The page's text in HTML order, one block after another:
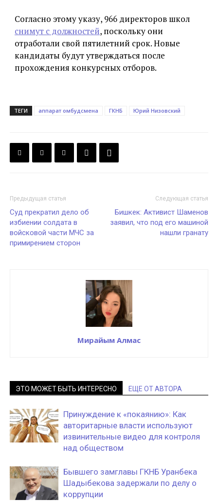
Согласно этому указу, 966 директоров школ
снимут с должностей, поскольку они
отработали свой пятилетний срок. Новые
кандидаты будут утверждаться после
прохождения конкурсных отборов.
ТЕГИ аппарат омбудсмена ГКНБ Юрий Низовский
Предыдущая статья
Суд прекратил дело об
избиении солдата в
войсковой части МЧС за
примирением сторон
Следующая статья
Бишкек: Активист Шаменов
заявил, что под его машиной
нашли гранату
Мирайым Алмас
ЭТО МОЖЕТ БЫТЬ ИНТЕРЕСНО ЕЩЕ ОТ АВТОРА
Принуждение к «покаянию»: Как
авторитарные власти используют
извинительные видео для контроля
над обществом
Бывшего замглавы ГКНБ Уранбека
Шадыбекова задержали по делу о
коррупции